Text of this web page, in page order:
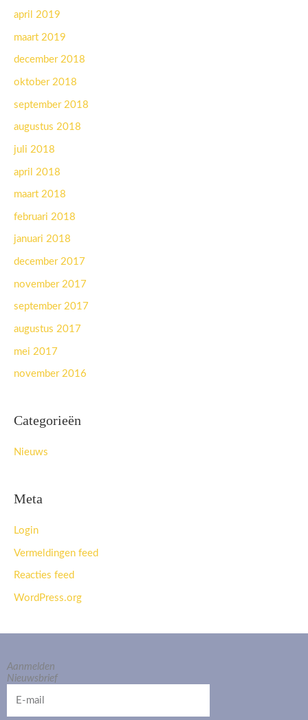
april 2019
maart 2019
december 2018
oktober 2018
september 2018
augustus 2018
juli 2018
april 2018
maart 2018
februari 2018
januari 2018
december 2017
november 2017
september 2017
augustus 2017
mei 2017
november 2016
Categorieën
Nieuws
Meta
Login
Vermeldingen feed
Reacties feed
WordPress.org
Aanmelden
Nieuwsbrief
mail